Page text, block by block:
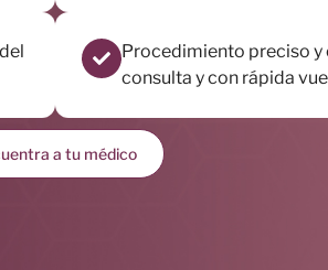
Procedimiento preciso y
consulta y con rápida
a tu médico